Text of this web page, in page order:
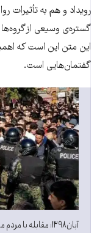
رویداد و هم به تأثیرات
گستره‌ی وسیعی از
این متن این است که
گفتمان‌هایی است.
آبان ۱۳۹۸: مقابله با مردم معترض